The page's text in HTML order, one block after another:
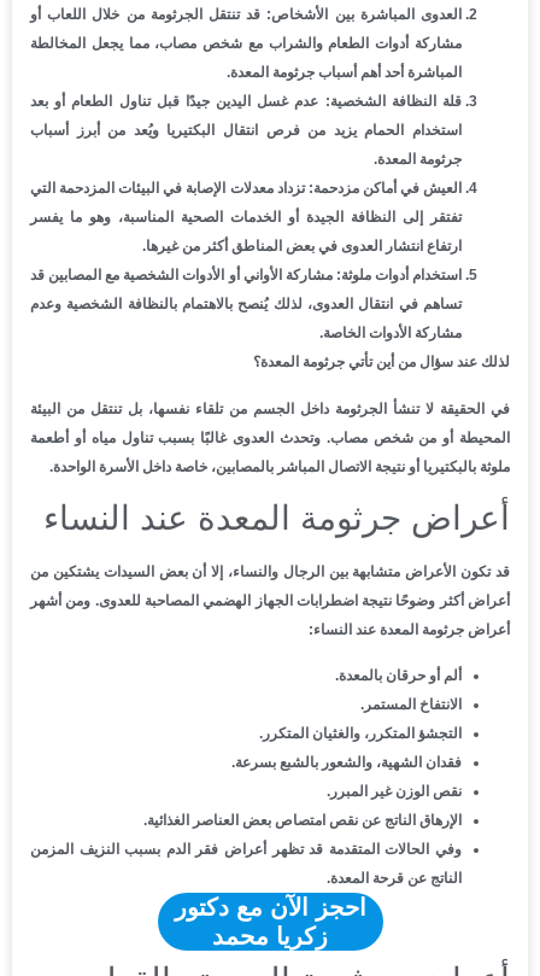
العدوى المباشرة بين الأشخاص: قد تنتقل الجرثومة من خلال اللعاب أو
مشاركة أدوات الطعام والشراب مع شخص مصاب، مما يجعل المخالطة
المباشرة أحد أهم أسباب جرثومة المعدة.
قلة النظافة الشخصية: عدم غسل اليدين جيدًا قبل تناول الطعام أو بعد
استخدام الحمام يزيد من فرص انتقال البكتيريا ويُعد من أبرز أسباب
جرثومة المعدة.
العيش في أماكن مزدحمة: تزداد معدلات الإصابة في البيئات المزدحمة التي
تفتقر إلى النظافة الجيدة أو الخدمات الصحية المناسبة، وهو ما يفسر
ارتفاع انتشار العدوى في بعض المناطق أكثر من غيرها.
استخدام أدوات ملوثة: مشاركة الأواني أو الأدوات الشخصية مع المصابين قد
تساهم في انتقال العدوى، لذلك يُنصح بالاهتمام بالنظافة الشخصية وعدم
مشاركة الأدوات الخاصة.
لذلك عند سؤال من أين تأتي جرثومة المعدة؟
في الحقيقة لا تنشأ الجرثومة داخل الجسم من تلقاء نفسها، بل تنتقل من البيئة
المحيطة أو من شخص مصاب. وتحدث العدوى غالبًا بسبب تناول مياه أو أطعمة
ملوثة بالبكتيريا أو نتيجة الاتصال المباشر بالمصابين، خاصة داخل الأسرة الواحدة.
أعراض جرثومة المعدة عند النساء
قد تكون الأعراض متشابهة بين الرجال والنساء، إلا أن بعض السيدات يشتكين من
أعراض أكثر وضوحًا نتيجة اضطرابات الجهاز الهضمي المصاحبة للعدوى. ومن أشهر
أعراض جرثومة المعدة عند النساء:
ألم أو حرقان بالمعدة.
الانتفاخ المستمر.
التجشؤ المتكرر، والغثيان المتكرر.
فقدان الشهية، والشعور بالشبع بسرعة.
نقص الوزن غير المبرر.
الإرهاق الناتج عن نقص امتصاص بعض العناصر الغذائية.
وفي الحالات المتقدمة قد تظهر أعراض فقر الدم بسبب النزيف المزمن
الناتج عن قرحة المعدة.
احجز الآن مع دكتور
زكريا محمد